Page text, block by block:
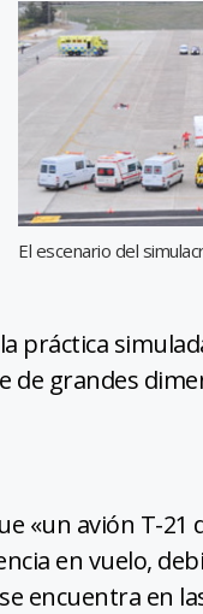
El escenario del
práctica
de grandes
«un avión T-21
en vuelo,
encuentra en